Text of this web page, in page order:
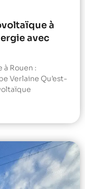
à
avec
Rouen :
Verlaine Qu’est-